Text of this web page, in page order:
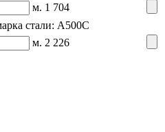
м. 1 704
стали: А500С
м. 2 226